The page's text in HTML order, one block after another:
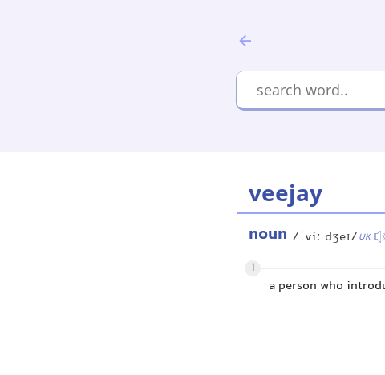
veejay
noun /ˈviː dʒeɪ/UK
1
a person who